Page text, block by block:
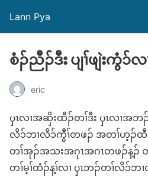
Lann Pya
စံၣ်ညီၣ်ဒီး ပျၢ်ဖျဲးကွံ၁်
eric
ၦၤလၢအဆှိးထီၣ်တၢ်ဒီး ၦၤလၢအဘ
လိ၁်ဘၢလိ၁်ကွီၢ်တဖၣ် အတၢ်ဟ့ၣ်
တၢ်အုၣ်အသးအဂုၤအဂၤတဖၣ်န့ၣ်
တၢ်မ့ၢ်ထံၣ်န့ၢ်လၢ ၦၤဘၣ်တၢ်လိ၁်